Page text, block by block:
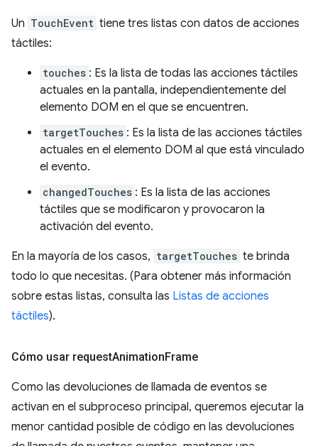
Un TouchEvent tiene tres listas con datos de acciones
táctiles:
touches : Es la lista de todas las acciones táctiles
actuales en la pantalla, independientemente del
elemento DOM en el que se encuentren.
targetTouches : Es la lista de las acciones táctiles
actuales en el elemento DOM al que está vinculado
el evento.
changedTouches : Es la lista de las acciones
táctiles que se modificaron y provocaron la
activación del evento.
En la mayoría de los casos, targetTouches te brinda
todo lo que necesitas. (Para obtener más información
sobre estas listas, consulta las Listas de acciones
táctiles).
Cómo usar requestAnimationFrame
Como las devoluciones de llamada de eventos se
activan en el subproceso principal, queremos ejecutar la
menor cantidad posible de código en las devoluciones